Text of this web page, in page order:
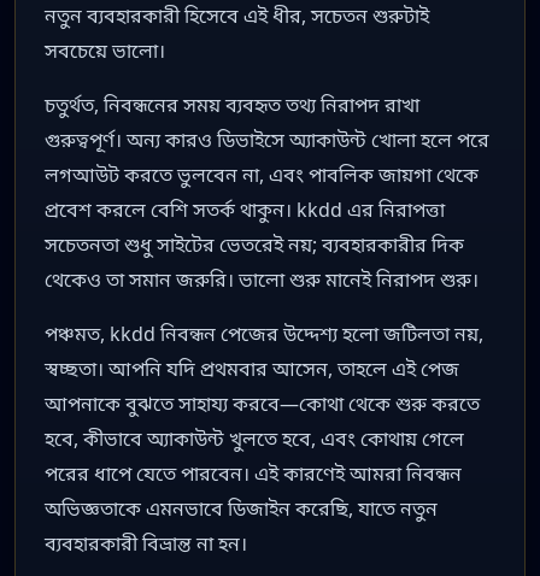
নতুন ব্যবহারকারী হিসেবে এই ধীর, সচেতন শুরুটাই
সবচেয়ে ভালো।
চতুর্থত, নিবন্ধনের সময় ব্যবহৃত তথ্য নিরাপদ রাখা
গুরুত্বপূর্ণ। অন্য কারও ডিভাইসে অ্যাকাউন্ট খোলা হলে পরে
লগআউট করতে ভুলবেন না, এবং পাবলিক জায়গা থেকে
প্রবেশ করলে বেশি সতর্ক থাকুন। kkdd এর নিরাপত্তা
সচেতনতা শুধু সাইটের ভেতরেই নয়; ব্যবহারকারীর দিক
থেকেও তা সমান জরুরি। ভালো শুরু মানেই নিরাপদ শুরু।
পঞ্চমত, kkdd নিবন্ধন পেজের উদ্দেশ্য হলো জটিলতা নয়,
স্বচ্ছতা। আপনি যদি প্রথমবার আসেন, তাহলে এই পেজ
আপনাকে বুঝতে সাহায্য করবে—কোথা থেকে শুরু করতে
হবে, কীভাবে অ্যাকাউন্ট খুলতে হবে, এবং কোথায় গেলে
পরের ধাপে যেতে পারবেন। এই কারণেই আমরা নিবন্ধন
অভিজ্ঞতাকে এমনভাবে ডিজাইন করেছি, যাতে নতুন
ব্যবহারকারী বিভ্রান্ত না হন।